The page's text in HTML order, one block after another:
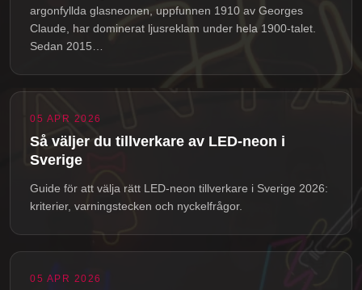
argonfyllda glasneonen, uppfunnen 1910 av Georges
Claude, har dominerat ljusreklam under hela 1900-talet.
Sedan 2015…
05 APR 2026
Så väljer du tillverkare av LED-neon i
Sverige
Guide för att välja rätt LED-neon tillverkare i Sverige 2026:
kriterier, varningstecken och nyckelfrågor.
05 APR 2026